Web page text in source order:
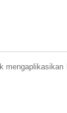
mengaplikasikan